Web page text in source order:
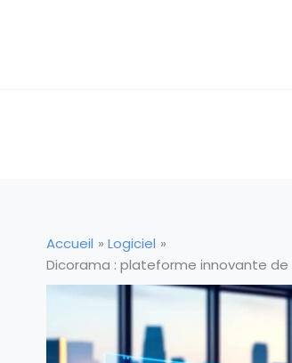
Accueil
Logiciel
Dicorama : plateforme innovante